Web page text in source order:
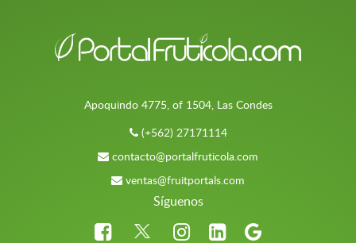
Apoquindo 4775, of 1504, Las Condes
(+562) 27171114
contacto@portalfruticola.com
ventas@fruitportals.com
Síguenos